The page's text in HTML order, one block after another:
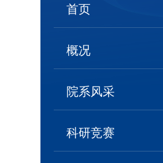
首页
概况
院系风采
科研竞赛